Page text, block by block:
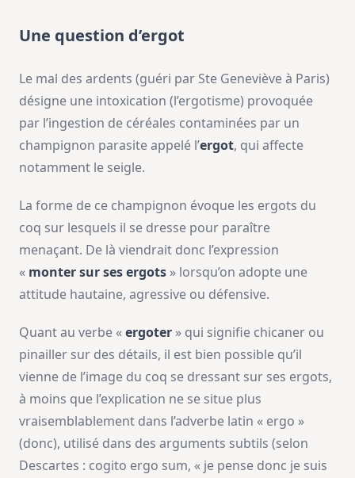
Une question d’ergot
Le mal des ardents (guéri par Ste Geneviève à Paris)
désigne une intoxication (l’ergotisme) provoquée
par l’ingestion de céréales contaminées par un
champignon parasite appelé l’ergot, qui affecte
notamment le seigle.
La forme de ce champignon évoque les ergots du
coq sur lesquels il se dresse pour paraître
menaçant. De là viendrait donc l’expression
« monter sur ses ergots » lorsqu’on adopte une
attitude hautaine, agressive ou défensive.
Quant au verbe «ergoter » qui signifie chicaner ou
pinailler sur des détails, il est bien possible qu’il
vienne de l’image du coq se dressant sur ses ergots,
à moins que l’explication ne se situe plus
vraisemblablement dans l’adverbe latin « ergo »
(donc), utilisé dans des arguments subtils (selon
Descartes : cogito ergo sum, « je pense donc je suis